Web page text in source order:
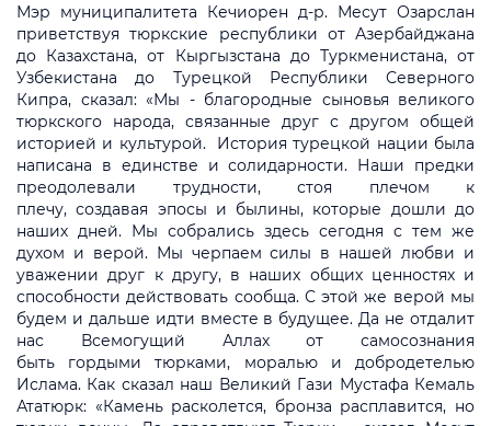
Мэр муниципалитета Кечиорен д-р. Месут Озарслан
приветствуя тюркские республики от Азербайджана
до Казахстана, от Кыргызстана до Туркменистана, от
Узбекистана до Турецкой Республики Северного
Кипра, сказал: «Мы - благородные сыновья великого
тюркского народа, связанные друг с другом общей
историей и культурой. История турецкой нации была
написана в единстве и солидарности. Наши предки
преодолевали трудности, стоя плечом к
плечу, создавая эпосы и былины, которые дошли до
наших дней. Мы собрались здесь сегодня с тем же
духом и верой. Мы черпаем силы в нашей любви и
уважении друг к другу, в наших общих ценностях и
способности действовать сообща. С этой же верой мы
будем и дальше идти вместе в будущее. Да не отдалит
нас Всемогущий Аллах от самосознания
быть гордыми тюрками, моралью и добродетелью
Ислама. Как сказал наш Великий Гази Мустафа Кемаль
Ататюрк: «Камень расколется, бронза расплавится, но